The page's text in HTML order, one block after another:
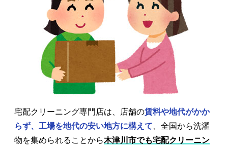
宅配クリーニング専門店は、店舗の賃料や地代がかか
らず、工場を地代の安い地方に構えて 、全国から洗濯
物を集められることから木津川市でも宅配クリーニン